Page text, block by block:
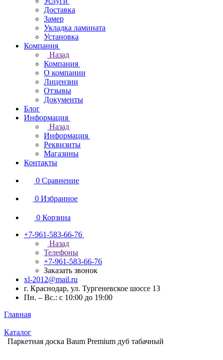
Доставка
Замер
Укладка ламината
Установка
Компания
Назад
Компания
О компании
Лицензии
Отзывы
Документы
Блог
Информация
Назад
Информация
Реквизиты
Магазины
Контакты
0 Сравнение
0 Избранное
0 Корзина
+7-961-583-66-76
Назад
Телефоны
+7-961-583-66-76
Заказать звонок
xl-2012@mail.ru
г. Краснодар, ул. Тургеневское шоссе 13
Пн. – Вс.: с 10:00 до 19:00
Главная
Каталог
Паркетная доска Baum Premium дуб табачный